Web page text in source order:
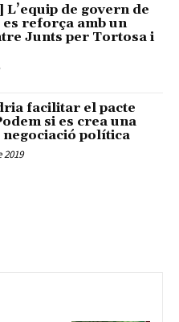
L’equip de govern de
reforça amb un
Junts per Tortosa i
facilitar el pacte
si es crea una
negociació política
2019